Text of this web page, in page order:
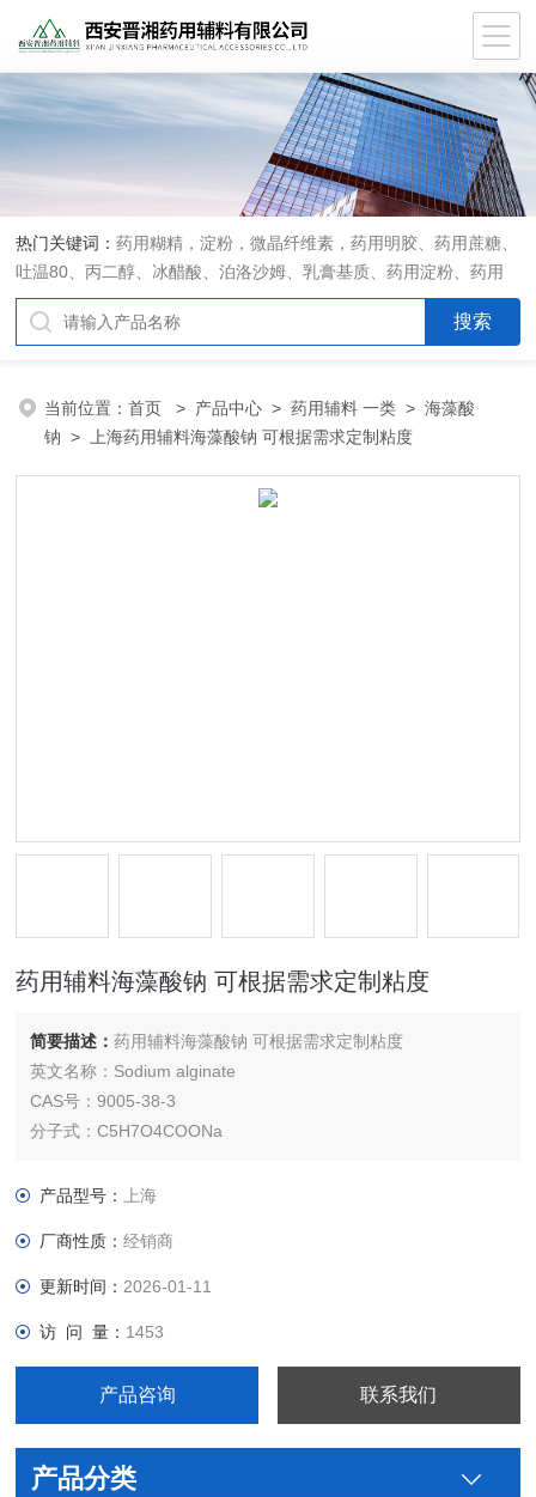
热门关键词：药用糊精，淀粉，微晶纤维素，药用明胶、药用蔗糖、
吐温80、丙二醇、冰醋酸、泊洛沙姆、乳膏基质、药用淀粉、药用
糊精、硬脂酸镁、聚丙烯酸树脂系列、羧甲基淀粉钠、羧甲基纤维素
钠、可溶性淀粉、甘露醇、羟丙纤维素、羟丙基甲基纤维素、乳糖、
甲基纤维素、乙基纤维素，三氯蔗糖，麝香草酚，药用蜂蜜，
当前位置：首页 > 产品中心 >药用辅料 一类 >海藻酸
钠 > 上海药用辅料海藻酸钠 可根据需求定制粘度
药用辅料海藻酸钠 可根据需求定制粘度
简要描述：药用辅料海藻酸钠 可根据需求定制粘度
英文名称：Sodium alginate
CAS号：9005-38-3
分子式：C5H7O4COONa
贮藏：密封保存。
产品型号： 上海
厂商性质：经销商
更新时间： 2026-01-11
访 问 量： 1453
产品咨询 联系我们
产品分类